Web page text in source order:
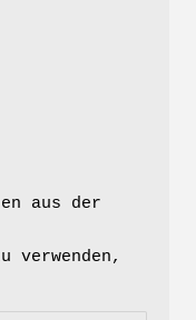
aus der
verwenden,